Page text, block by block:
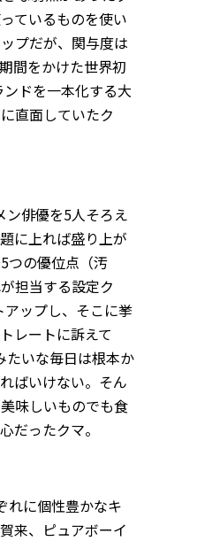
ているものを使い
プだが、関与度は
間をかけた世界初
ドを一本化する大
直面していたク
ン俳優を5人そろえ
に上れば盛り上が
つの優位点（汚
担当する設定ク
ップし、そこに挙
レートに訴えて
たいな毎日は根本か
ばいけない。そん
味しいものでも食
だったクマ。
れに個性豊かなキ
来、ピュアボーイ